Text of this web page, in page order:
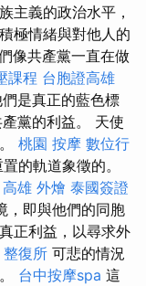
主義的政治水平，
極情緒與對他人的
像共產黨一直在做
課程 台胞證高雄
是真正的藍色標
黨的利益。 天使
桃園 按摩 數位行
的軌道象徵的。
高雄 外燴 泰國簽證
，即與他們的同胞
正利益，以尋求外
整復所 可悲的情況
台中按摩spa 這